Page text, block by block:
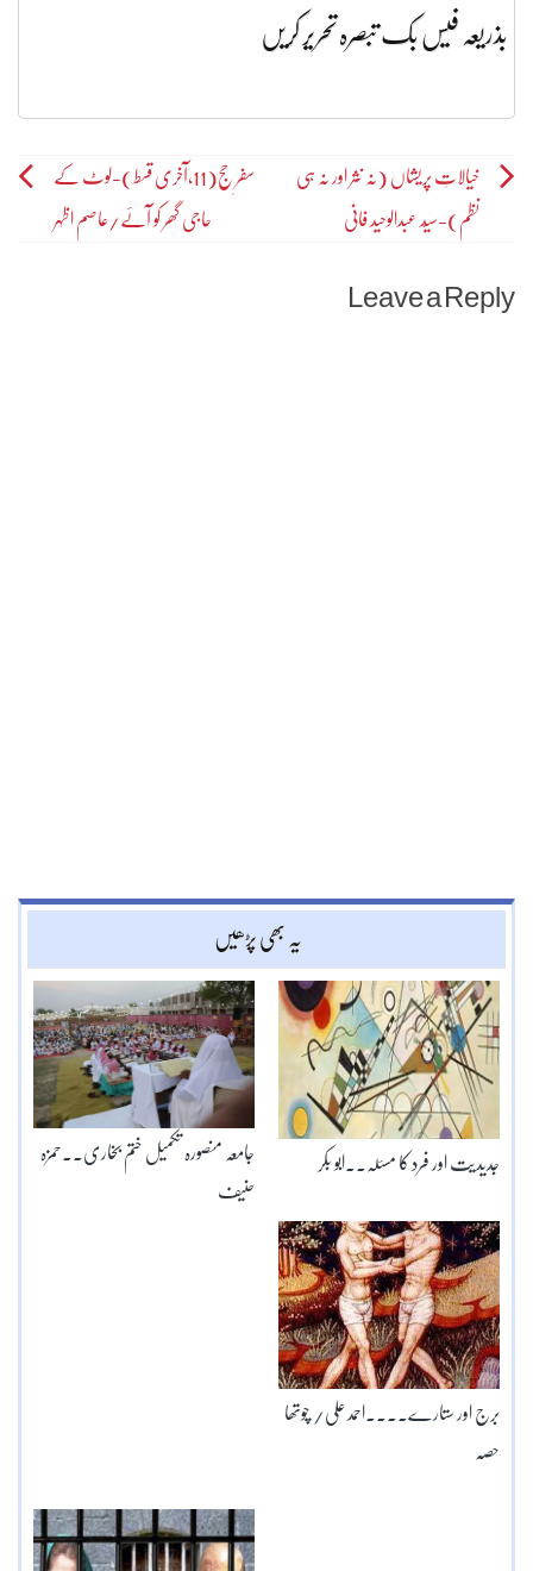
بذریعہ فیس بک تبصرہ تحریر کریں
Post
navigation
خیالاتِ پریشاں (نہ نثر اور نہ ہی
نظم)-سیّد عبدالوحید فانی
سفرِ حج(11،آخری قسط)-لوٹ کے
حاجی گھر کو آئے/عاصم اظہر
Leave a Reply
یہ بھی پڑھیں
جامعہ منصورہ تکمیل ختم بخاری۔۔حمزہ
حنیف
جدیدیت اور فرد کا مسئلہ۔۔ابو بکر
برج اور ستارے۔۔۔۔احمد علی/ چوتھا
حصہ